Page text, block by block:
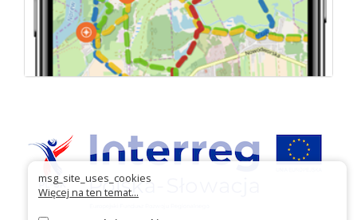
msg_site_uses_cookies
Więcej na ten temat...